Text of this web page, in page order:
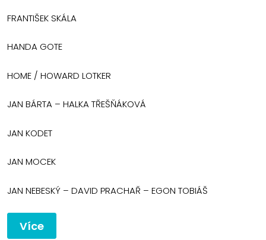
FRANTIŠEK SKÁLA
HANDA GOTE
HOME / HOWARD LOTKER
JAN BÁRTA – HALKA TŘEŠŇÁKOVÁ
JAN KODET
JAN MOCEK
JAN NEBESKÝ – DAVID PRACHAŘ – EGON TOBIÁŠ
Více